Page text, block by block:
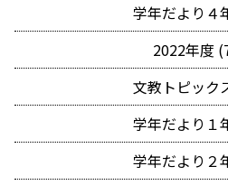
学年だより４
2022年度
文教トピック
学年だより１
学年だより２